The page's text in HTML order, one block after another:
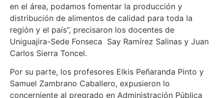
en el área, podamos fomentar la producción y
distribución de alimentos de calidad para toda la
región y el país”, precisaron los docentes de
Uniguajira-Sede Fonseca Say Ramírez Salinas y Juan
Carlos Sierra Toncel.
Por su parte, los profesores Elkis Peñaranda Pinto y
Samuel Zambrano Caballero, expusieron lo
concerniente al pregrado en Administración Pública